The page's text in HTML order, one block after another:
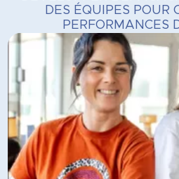
DES ÉQUIPES POUR
PERFORMANCES